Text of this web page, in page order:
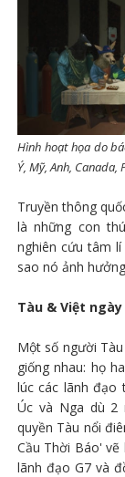
Hình hoạt họa do
Ý, Mỹ, Anh,
Truyền thông
là những con
nghiên cứu tâm
sao nó ảnh
Tàu & Việt
Một số người
giống nhau: họ
lúc các lãnh đạo
Úc và Nga dù 2
quyền Tàu nổi
Cầu Thời Báo'
lãnh đạo G7 và